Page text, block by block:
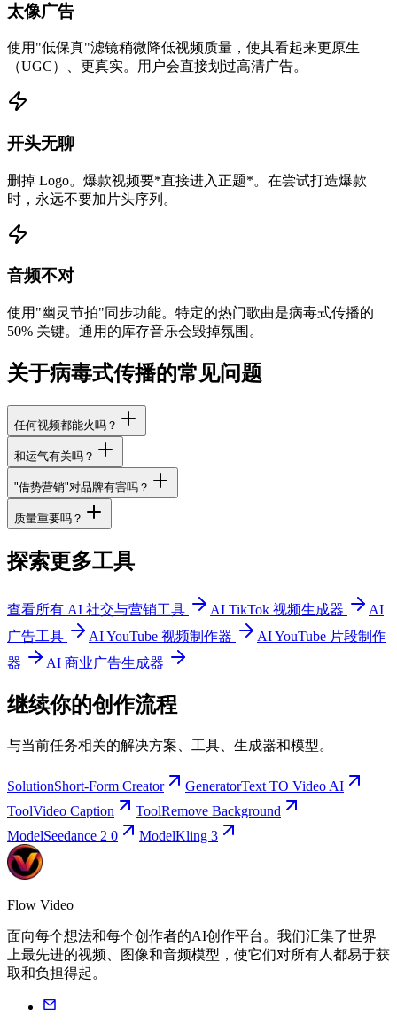
太像广告
使用"低保真"滤镜稍微降低视频质量，使其看起来更原生
（UGC）、更真实。用户会直接划过高清广告。
开头无聊
删掉 Logo。爆款视频要*直接进入正题*。在尝试打造爆款
时，永远不要加片头序列。
音频不对
使用"幽灵节拍"同步功能。特定的热门歌曲是病毒式传播的
50% 关键。通用的库存音乐会毁掉氛围。
关于病毒式传播的常见问题
任何视频都能火吗？
和运气有关吗？
"借势营销"对品牌有害吗？
质量重要吗？
探索更多工具
查看所有 AI 社交与营销工具 AI TikTok 视频生成器
AI
广告工具
AI YouTube 视频制作器
AI YouTube 片段制作
器
AI 商业广告生成器
继续你的创作流程
与当前任务相关的解决方案、工具、生成器和模型。
SolutionShort-Form Creator GeneratorText TO Video AI
ToolVideo Caption ToolRemove Background
ModelSeedance 2 0 ModelKling 3
Flow Video
面向每个想法和每个创作者的AI创作平台。我们汇集了世界
上最先进的视频、图像和音频模型，使它们对所有人都易于获
取和负担得起。